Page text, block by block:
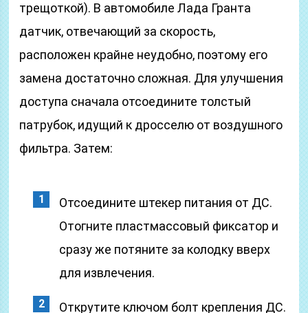
трещоткой). В автомобиле Лада Гранта
датчик, отвечающий за скорость,
расположен крайне неудобно, поэтому его
замена достаточно сложная. Для улучшения
доступа сначала отсоедините толстый
патрубок, идущий к дросселю от воздушного
фильтра. Затем:
Отсоедините штекер питания от ДС.
Отогните пластмассовый фиксатор и
сразу же потяните за колодку вверх
для извлечения.
Открутите ключом болт крепления ДС.